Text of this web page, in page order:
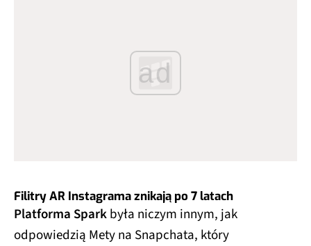
ad
Filitry AR Instagrama znikają po 7 latach
Platforma Sparkbyła niczym innym, jak
odpowiedzią Mety na Snapchata, który